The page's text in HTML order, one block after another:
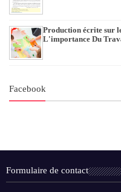
Production écrite sur
L'importance Du
Facebook
Formulaire de contact